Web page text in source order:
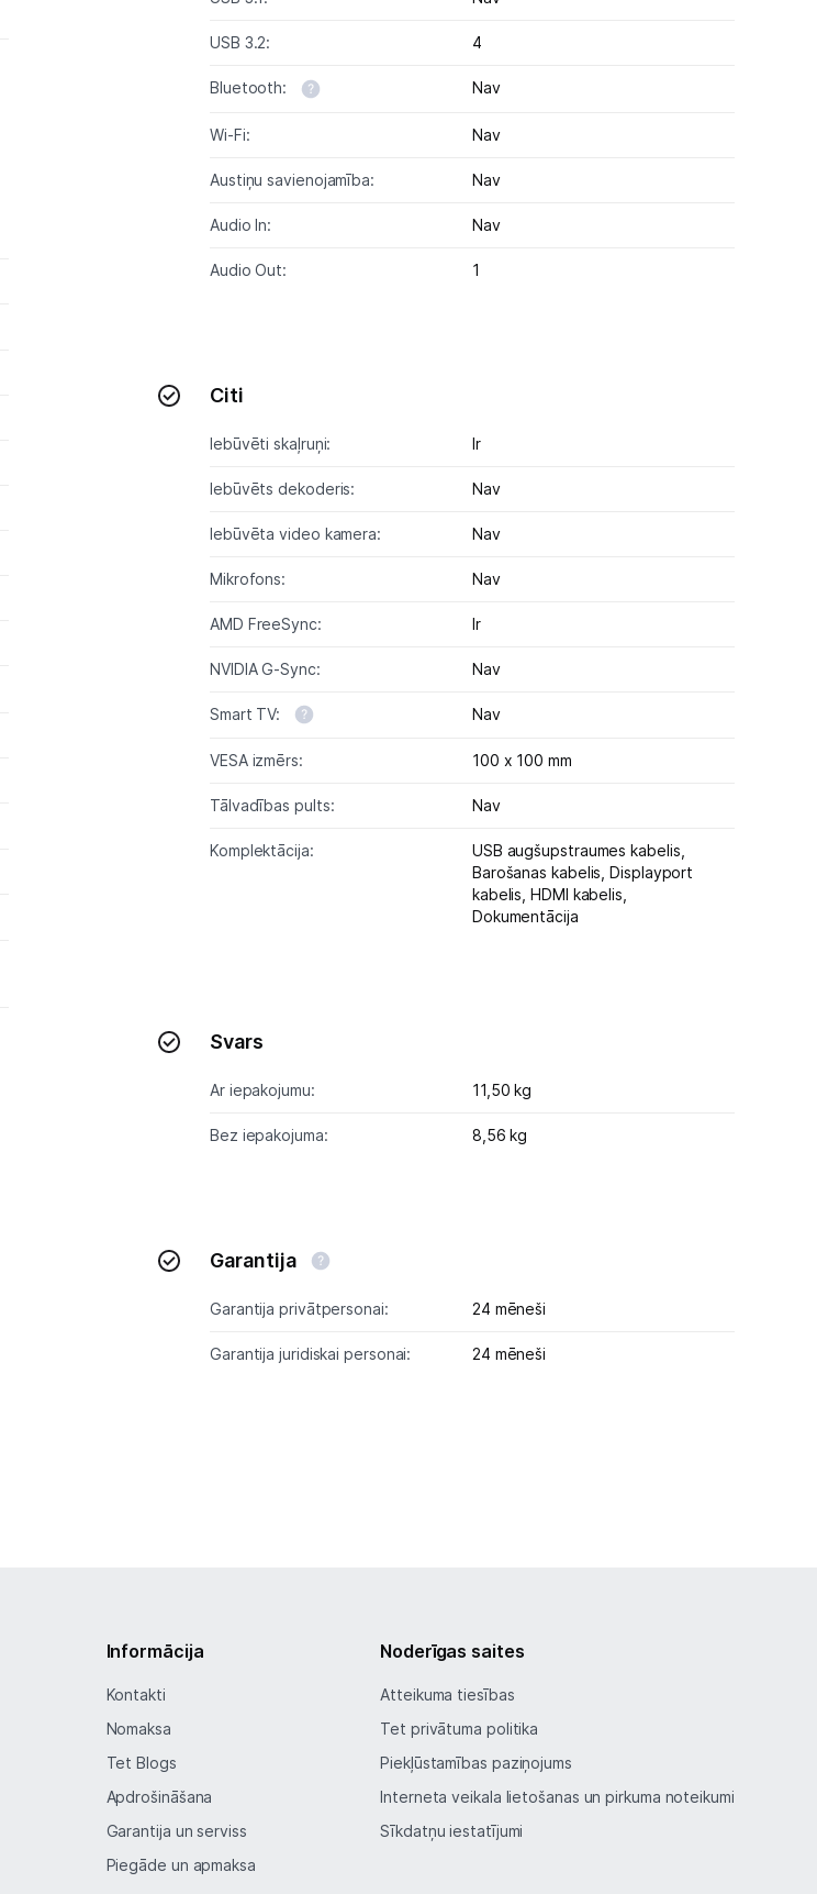
USB 3.2: 4
Bluetooth: Nav
Wi-Fi: Nav
Austiņu savienojamība: Nav
Audio In: Nav
Audio Out: 1
Citi
Iebūvēti skaļruņi: Ir
Iebūvēts dekoderis: Nav
Iebūvēta video kamera: Nav
Mikrofons: Nav
AMD FreeSync: Ir
NVIDIA G-Sync: Nav
Smart TV: Nav
VESA izmērs: 100 x 100 mm
Tālvadības pults: Nav
Komplektācija:
USB augšupstraumes kabelis,
Barošanas kabelis,Displayport
kabelis,HDMI kabelis,
Dokumentācija
Svars
Ar iepakojumu: 11,50 kg
Bez iepakojuma: 8,56 kg
Garantija
Garantija privātpersonai: 24 mēneši
Garantija juridiskai personai: 24 mēneši
Informācija
Kontakti
Nomaksa
Tet Blogs
Apdrošināšana
Garantija un serviss
Piegāde un apmaksa
Noderīgas saites
Atteikuma tiesības
Tet privātuma politika
Piekļūstamības paziņojums
Interneta veikala lietošanas un pirkuma noteikumi
Sīkdatņu iestatījumi